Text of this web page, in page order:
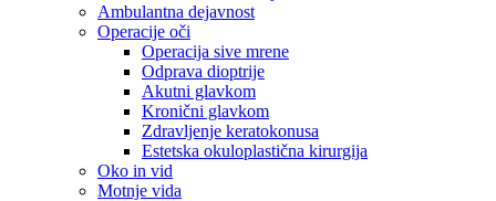
Ambulantna dejavnost
Operacije oči
Operacija sive mrene
Odprava dioptrije
Akutni glavkom
Kronični glavkom
Zdravljenje keratokonusa
Estetska okuloplastična kirurgija
Oko in vid
Motnje vida